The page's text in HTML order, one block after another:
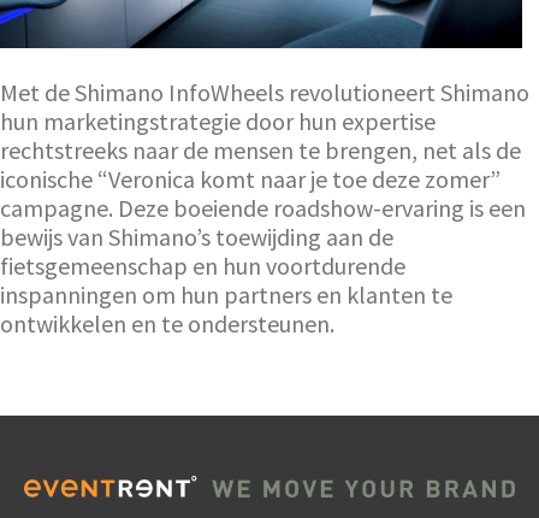
Met de Shimano InfoWheels revolutioneert Shimano
hun marketingstrategie door hun expertise
rechtstreeks naar de mensen te brengen, net als de
iconische “Veronica komt naar je toe deze zomer”
campagne. Deze boeiende roadshow-ervaring is een
bewijs van Shimano’s toewijding aan de
fietsgemeenschap en hun voortdurende
inspanningen om hun partners en klanten te
ontwikkelen en te ondersteunen.